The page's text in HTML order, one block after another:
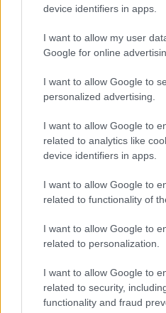
device identifiers in apps.
I want to allow my user
Google for online
I want to allow Google to
personalized advertising.
I want to allow Google to
related to analytics like
device identifiers in apps.
I want to allow Google to
related to functionality of
I want to allow Google to
related to personalization.
I want to allow Google to
related to security,
functionality and fraud
Η μη κυβερνητική
(Medecins
καταδίκασε επίσης
Επρόκειτο για «ένα
σωσίβια του
Γάζα», τόνισε η
διευκρινίζοντας πως
λειτουργία στηΧαν
της Λωρίδας της Γάζας.
Σύμφωνα με την MSF,
έχουν απομείνει στον
περισσότερα μόνο εν
είναι «μόνιμα